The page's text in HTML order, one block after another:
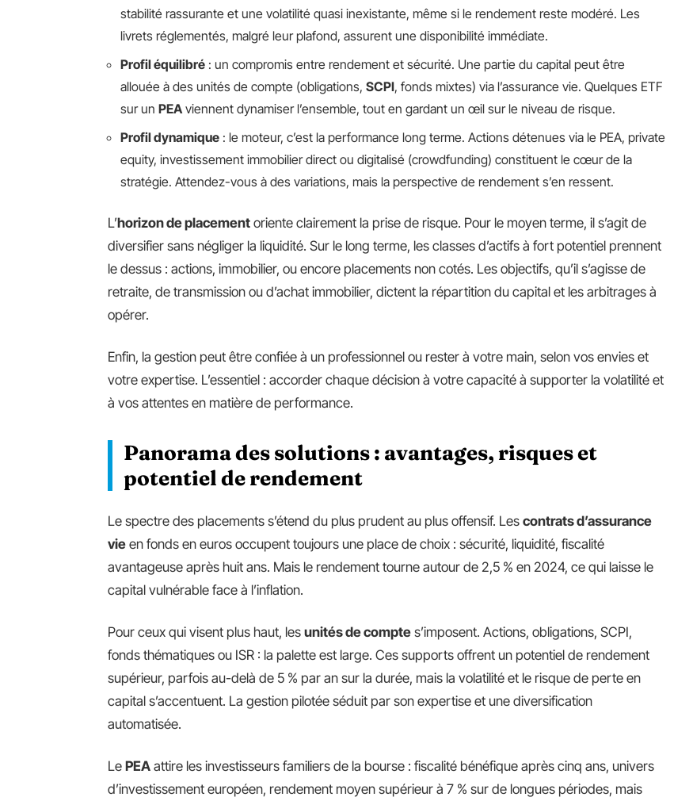
stabilité rassurante et une volatilité quasi inexistante, même si le rendement reste modéré. Les
livrets réglementés, malgré leur plafond, assurent une disponibilité immédiate.
Profil équilibré : un compromis entre rendement et sécurité. Une partie du capital peut être
allouée à des unités de compte (obligations, SCPI, fonds mixtes) via l’assurance vie. Quelques ETF
sur un PEA viennent dynamiser l’ensemble, tout en gardant un œil sur le niveau de risque.
Profil dynamique : le moteur, c’est la performance long terme. Actions détenues via le PEA, private
equity, investissement immobilier direct ou digitalisé (crowdfunding) constituent le cœur de la
stratégie. Attendez-vous à des variations, mais la perspective de rendement s’en ressent.
L’horizon de placement oriente clairement la prise de risque. Pour le moyen terme, il s’agit de
diversifier sans négliger la liquidité. Sur le long terme, les classes d’actifs à fort potentiel prennent
le dessus : actions, immobilier, ou encore placements non cotés. Les objectifs, qu’il s’agisse de
retraite, de transmission ou d’achat immobilier, dictent la répartition du capital et les arbitrages à
opérer.
Enfin, la gestion peut être confiée à un professionnel ou rester à votre main, selon vos envies et
votre expertise. L’essentiel : accorder chaque décision à votre capacité à supporter la volatilité et
à vos attentes en matière de performance.
Panorama des solutions : avantages, risques et
potentiel de rendement
Le spectre des placements s’étend du plus prudent au plus offensif. Les contrats d’assurance
vie en fonds en euros occupent toujours une place de choix : sécurité, liquidité, fiscalité
avantageuse après huit ans. Mais le rendement tourne autour de 2,5 % en 2024, ce qui laisse le
capital vulnérable face à l’inflation.
Pour ceux qui visent plus haut, les unités de compte s’imposent. Actions, obligations, SCPI,
fonds thématiques ou ISR : la palette est large. Ces supports offrent un potentiel de rendement
supérieur, parfois au-delà de 5 % par an sur la durée, mais la volatilité et le risque de perte en
capital s’accentuent. La gestion pilotée séduit par son expertise et une diversification
automatisée.
Le PEA attire les investisseurs familiers de la bourse : fiscalité bénéfique après cinq ans, univers
d’investissement européen, rendement moyen supérieur à 7 % sur de longues périodes, mais